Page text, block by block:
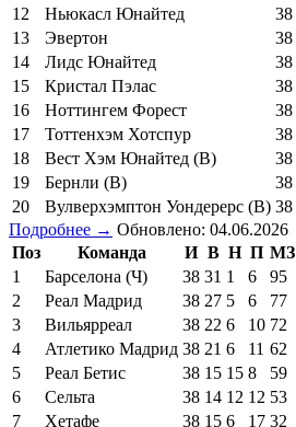
12
Ньюкасл Юнайтед 38
13
Эвертон 38
14
Лидс Юнайтед 38
15
Кристал Пэлас 38
16
Ноттингем Форест 38
17
Тоттенхэм Хотспур 38
18
Вест Хэм Юнайтед (В) 38
19
Бернли (В) 38
20
Вулверхэмптон Уондерерс (В) 38
Подробнее → Обновлено: 04.06.2026
Поз
Команда И В Н П МЗ
1
Барселона (Ч) 38 31 1 6 95
2
Реал Мадрид 38 27 5 6 77
3
Вильярреал 38 22 6 10 72
4
Атлетико Мадрид 38 21 6 11 62
5
Реал Бетис 38 15 15 8 59
6
Сельта 38 14 12 12 53
7
Хетафе 38 15 6 17 32